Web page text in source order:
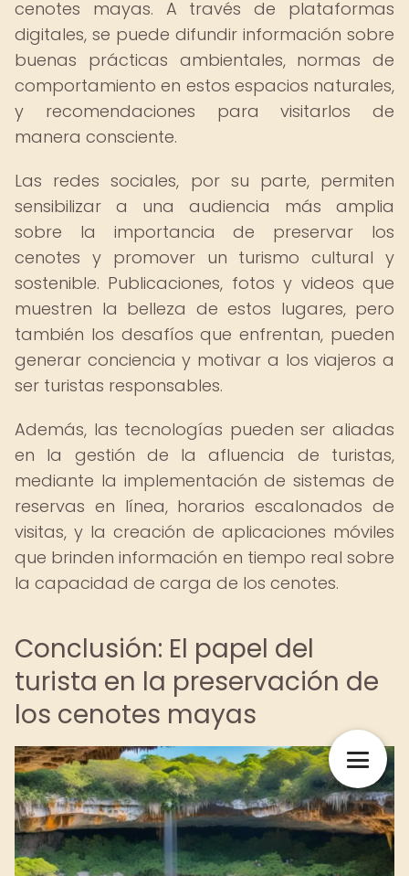
cenotes mayas. A través de plataformas
digitales, se puede difundir información sobre
buenas prácticas ambientales, normas de
comportamiento en estos espacios naturales,
y recomendaciones para visitarlos de
manera consciente.
Las redes sociales, por su parte, permiten
sensibilizar a una audiencia más amplia
sobre la importancia de preservar los
cenotes y promover un turismo cultural y
sostenible. Publicaciones, fotos y videos que
muestren la belleza de estos lugares, pero
también los desafíos que enfrentan, pueden
generar conciencia y motivar a los viajeros a
ser turistas responsables.
Además, las tecnologías pueden ser aliadas
en la gestión de la afluencia de turistas,
mediante la implementación de sistemas de
reservas en línea, horarios escalonados de
visitas, y la creación de aplicaciones móviles
que brinden información en tiempo real sobre
la capacidad de carga de los cenotes.
Conclusión: El papel del
turista en la preservación de
los cenotes mayas